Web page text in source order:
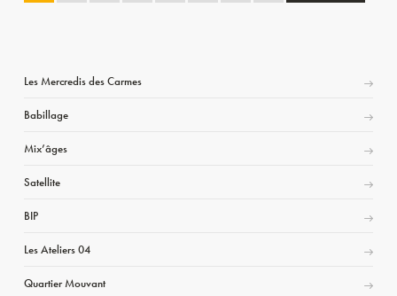
Les Mercredis des Carmes
Babillage
Mix’âges
Satellite
BIP
Les Ateliers 04
Quartier Mouvant